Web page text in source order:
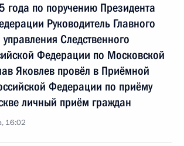
года по поручению Президента
Руководитель Главного
управления Следственного
Федерации по Московской
Яковлев провёл в Приёмной
Федерации по приёму
личный приём граждан
16:02